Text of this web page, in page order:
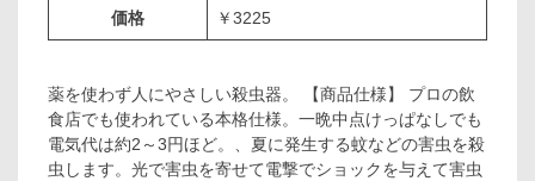
価格 ￥3225
薬を使わず人にやさしい殺虫器。 【商品仕様】 プロの飲
食店でも使われている本格仕様。一晩中点けっぱなしでも
電気代は約2～3円ほど。、夏に発生する蚊などの害虫を殺
虫します。光で害虫を寄せて電撃でショックを与えて害虫